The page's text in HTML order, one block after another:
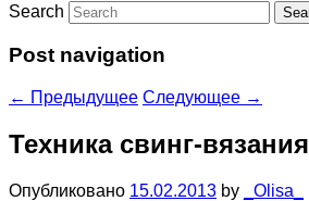
Search
Post navigation
← Предыдущее Следующее →
Техника свинг-вязания
Опубликовано 15.02.2013 by
_Olisa_